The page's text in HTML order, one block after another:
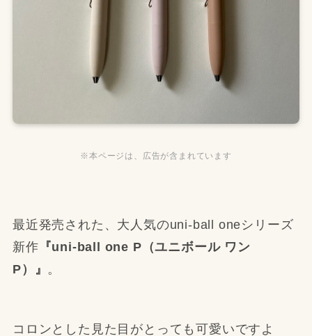
※本ページは、広告が含まれています
最近発売された、大人気のuni-ball oneシリーズ
新作 『uni-ball one P（ユニボール ワン
P）』 。
コロンとした見た目がとっても可愛いですよ